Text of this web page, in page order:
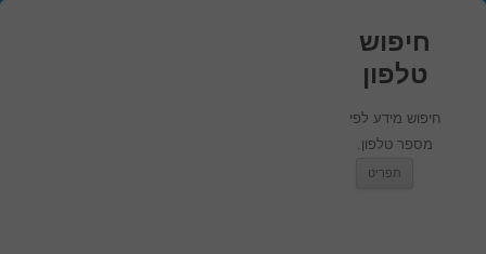
חיפוש
טלפון
חיפוש מידע לפי
מספר טלפון.
תפריט